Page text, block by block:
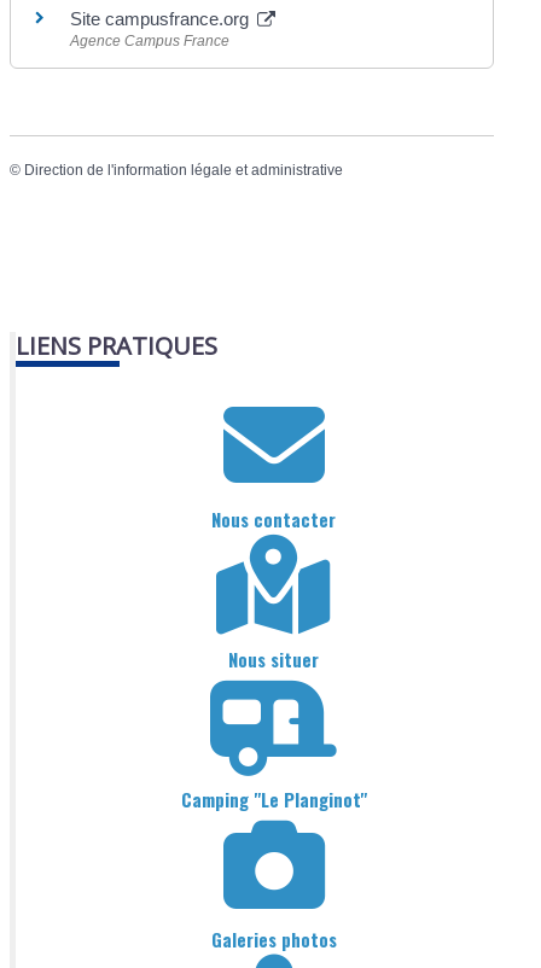
Site campusfrance.org
Agence Campus France
© Direction de l'information légale et administrative
LIENS PRATIQUES
Nous contacter
Nous situer
Camping "Le Planginot"
Galeries photos